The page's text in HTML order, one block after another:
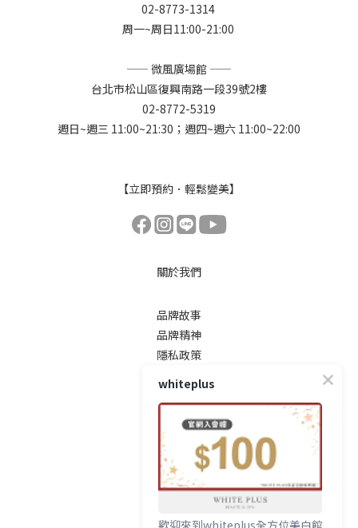
02-8773-1314
周一~周日11:00-21:00
—— 微風廣場館 ——
台北市松山區復興南路一段39號2樓
02-8772-5319
週日~週三 11:00~21:30；週四~週六 11:00~22:00
【立即預約．輕鬆變美】
關於我們
品牌故事
品牌精神
隱私政策
顧客服務
常見問題
運送服務方式
付款服務方式
條款與細則
whiteplus
歡迎來到whiteplus全方位美白館